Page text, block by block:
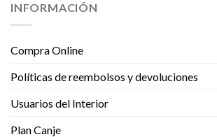
INFORMACIÓN
Compra Online
Políticas de reembolsos y devoluciones
Usuarios del Interior
Plan Canje